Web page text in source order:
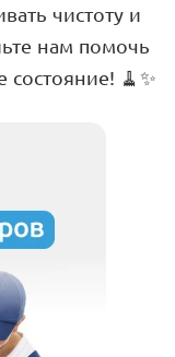
чистоту и
нам помочь
🧹✨